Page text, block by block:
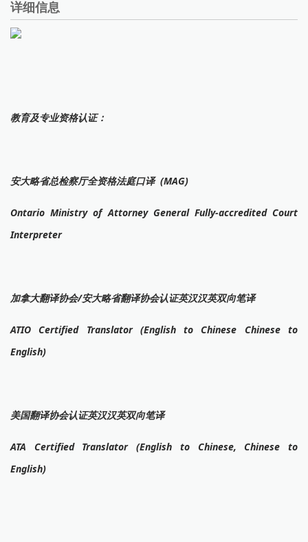
详细信息
教育及专业资格认证：
安大略省总检察厅全资格法庭口译 (MAG)
Ontario Ministry of Attorney General Fully-accredited Court
Interpreter
加拿大翻译协会/安大略省翻译协会认证英汉汉英双向笔译
ATIO Certified Translator (English to Chinese Chinese to
English)
美国翻译协会认证英汉汉英双向笔译
ATA Certified Translator (English to Chinese, Chinese to
English)